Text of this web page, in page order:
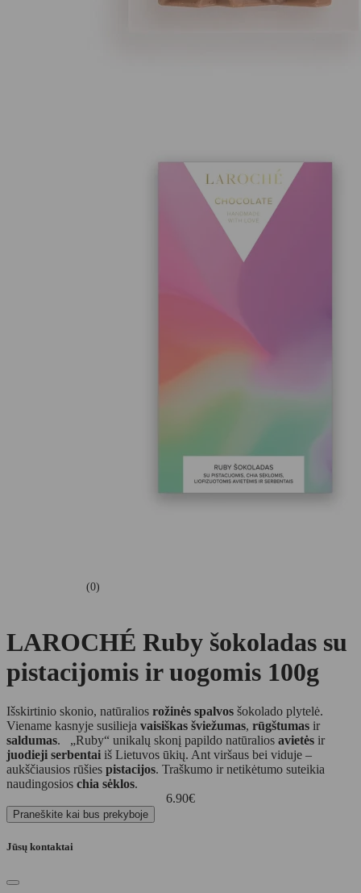
(0)
LAROCHÉ Ruby šokoladas su
pistacijomis ir uogomis 100g
Išskirtinio skonio, natūralios rožinės spalvos šokolado plytelė.
Viename kasnyje susilieja vaisiškas šviežumas, rūgštumas ir
saldumas. „Ruby“ unikalų skonį papildo natūralios avietės ir
juodieji serbentai iš Lietuvos ūkių. Ant viršaus bei viduje –
aukščiausios rūšies pistacijos. Traškumo ir netikėtumo suteikia
naudingosios chia sėklos.
6.90€
Praneškite kai bus prekyboje
Jūsų kontaktai